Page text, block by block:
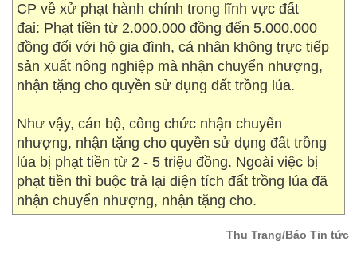
CP về xử phạt hành chính trong lĩnh vực đất
đai: Phạt tiền từ 2.000.000 đồng đến 5.000.000
đồng đối với hộ gia đình, cá nhân không trực tiếp
sản xuất nông nghiệp mà nhận chuyển nhượng,
nhận tặng cho quyền sử dụng đất trồng lúa.
Như vậy, cán bộ, công chức nhận chuyển
nhượng, nhận tặng cho quyền sử dụng đất trồng
lúa bị phạt tiền từ 2 - 5 triệu đồng. Ngoài việc bị
phạt tiền thì buộc trả lại diện tích đất trồng lúa đã
nhận chuyển nhượng, nhận tặng cho.
Thu Trang/Báo Tin tức